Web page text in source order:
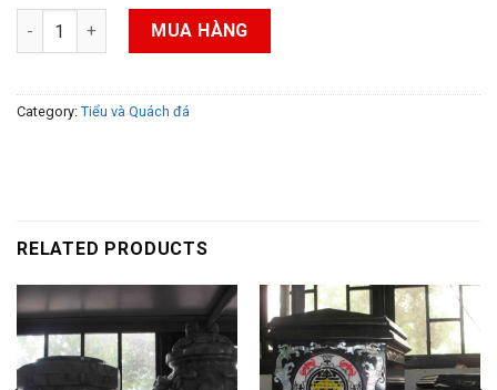
Quách đá D40 R30 C30 quantity
MUA HÀNG
Category: Tiểu và Quách đá
RELATED PRODUCTS